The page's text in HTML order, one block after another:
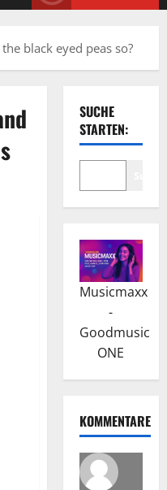
black eyed peas so?
SUCHE
STARTEN:
Musicmaxx
-
Goodmusic
ONE
KOMMENTARE